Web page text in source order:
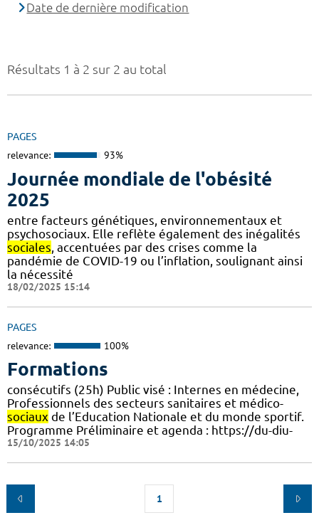
Résultats 1 à 2 sur 2 au total
PAGES
relevance: 93%
Journée mondiale de l'obésité
2025
entre facteurs génétiques, environnementaux et
psychosociaux. Elle reflète également des inégalités
sociales , accentuées par des crises comme la
pandémie de COVID-19 ou l’inflation, soulignant ainsi
la nécessité
18/02/2025 15:14
PAGES
relevance: 100%
Formations
consécutifs (25h) Public visé : Internes en médecine,
Professionnels des secteurs sanitaires et médico-
sociaux de l’Education Nationale et du monde sportif.
Programme Préliminaire et agenda : https://du-diu-
15/10/2025 14:05
1
Date de dernière modification